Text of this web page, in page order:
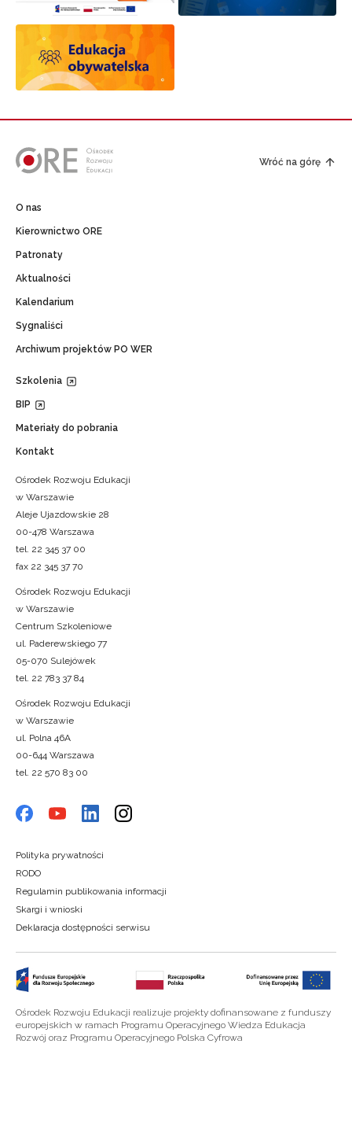
Wróć na górę
O nas
Kierownictwo ORE
Patronaty
Aktualności
Kalendarium
Sygnaliści
Archiwum projektów PO WER
Szkolenia
BIP
Materiały do pobrania
Kontakt
Ośrodek Rozwoju Edukacji
w Warszawie
Aleje Ujazdowskie 28
00-478 Warszawa
tel. 22 345 37 00
fax 22 345 37 70
Ośrodek Rozwoju Edukacji
w Warszawie
Centrum Szkoleniowe
ul. Paderewskiego 77
05-070 Sulejówek
tel. 22 783 37 84
Ośrodek Rozwoju Edukacji
w Warszawie
ul. Polna 46A
00-644 Warszawa
tel. 22 570 83 00
Polityka prywatności
RODO
Regulamin publikowania informacji
Skargi i wnioski
Deklaracja dostępności serwisu
Ośrodek Rozwoju Edukacji realizuje projekty dofinansowane z funduszy
europejskich w ramach Programu Operacyjnego Wiedza Edukacja
Rozwój oraz Programu Operacyjnego Polska Cyfrowa